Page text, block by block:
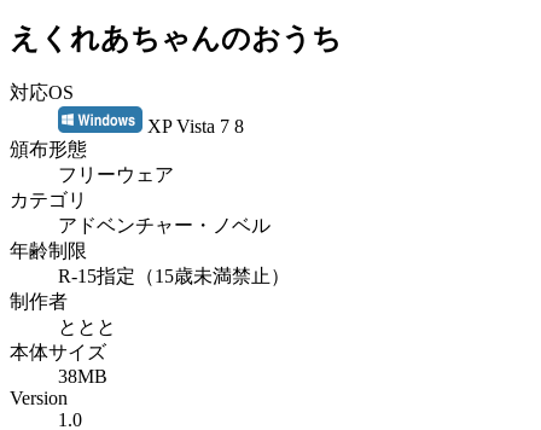
えくれあちゃんのおうち
対応OS
XP Vista 7 8
頒布形態
フリーウェア
カテゴリ
アドベンチャー・ノベル
年齢制限
R-15指定（15歳未満禁止）
制作者
ととと
本体サイズ
38MB
Version
1.0